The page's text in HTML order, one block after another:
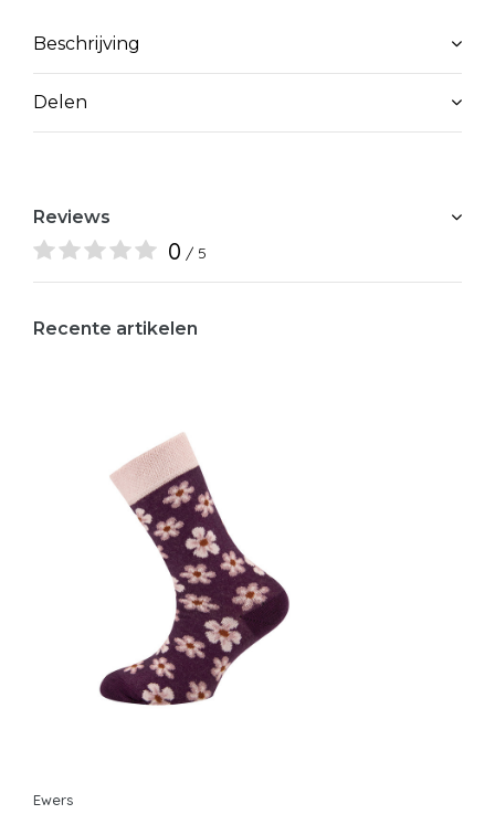
Beschrijving
Delen
Reviews
0 / 5
Recente artikelen
Ewers